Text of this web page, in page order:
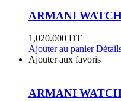
ARMANI
1,020.000 DT
Ajouter au panier
Ajouter aux favoris
ARMANI